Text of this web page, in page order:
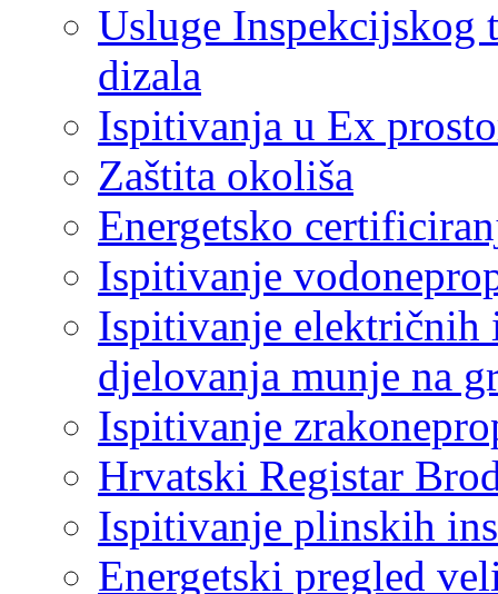
Usluge Inspekcijskog
dizala
Ispitivanja u Ex
Zaštita okoliša
Energetsko
Ispitivanje
Ispitivanje električnih
djelovanja munje na
Ispitivanje
Hrvatski Registar
Ispitivanje plinskih
Energetski pregled